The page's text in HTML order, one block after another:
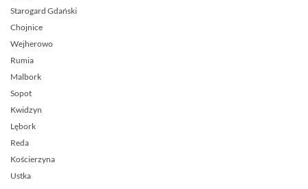
Starogard Gdański
Chojnice
Wejherowo
Rumia
Malbork
Sopot
Kwidzyn
Lębork
Reda
Kościerzyna
Ustka